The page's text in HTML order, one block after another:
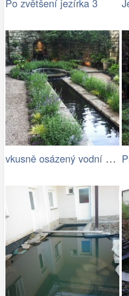
Po zvětšení jezírka 3
vkusně osázený vodní kanál s jezírkem